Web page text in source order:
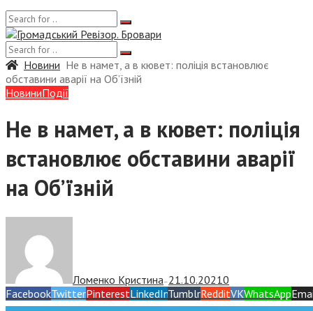
Новини Не в намет, а в кювет: поліція встановлює
обставини аварії на Об’їзній
НовиниПодії
Не в намет, а в кювет: поліція
встановлює обставини аварії
на Об’їзній
Ломенко Кристина— 21.10.20210
FacebookTwitterPinterestLinkedInTumblrRedditVKWhatsApp